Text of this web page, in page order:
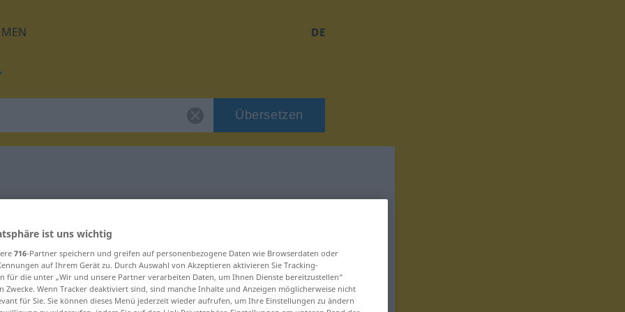
DE
Übersetzen
"meinen"
ist uns wichtig
716-Partner speichern und greifen auf personenbezogene Daten wie Browserdaten oder
auf Ihrem Gerät zu. Durch Auswahl von Akzeptieren aktivieren Sie Tracking-
für die unter „Wir und unsere Partner verarbeiten Daten, um Ihnen Dienste bereitzustellen“
Zwecke. Wenn Tracker deaktiviert sind, sind manche Inhalte und Anzeigen möglicherweise nicht
für Sie. Sie können dieses Menü jederzeit wieder aufrufen, um Ihre Einstellungen zu ändern